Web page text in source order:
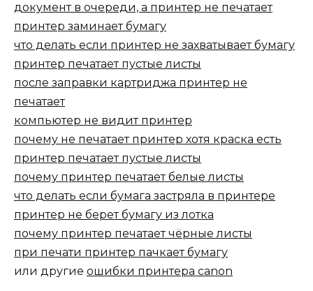
документ в очереди, а принтер не печатает
принтер заминает бумагу
что делать если принтер не захватывает бумагу
принтер печатает пустые листы
после заправки картриджа принтер не
печатает
компьютер не видит принтер
почему не печатает принтер хотя краска есть
принтер печатает пустые листы
почему принтер печатает белые листы
что делать если бумага застряла в принтере
принтер не берет бумагу из лотка
почему принтер печатает чёрные листы
при печати принтер пачкает бумагу
или другие ошибки принтера canon